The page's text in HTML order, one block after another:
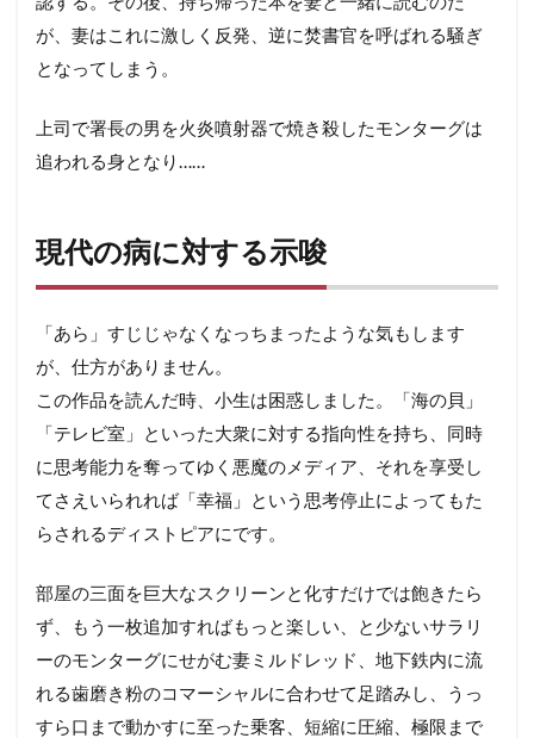
が、妻はこれに激しく反発、逆に焚書官を呼ばれる騒ぎ
となってしまう。
上司で署長の男を火炎噴射器で焼き殺したモンターグは
追われる身となり……
現代の病に対する示唆
「あら」すじじゃなくなっちまったような気もします
が、仕方がありません。
この作品を読んだ時、小生は困惑しました。「海の貝」
「テレビ室」といった大衆に対する指向性を持ち、同時
に思考能力を奪ってゆく悪魔のメディア、それを享受し
てさえいられれば「幸福」という思考停止によってもた
らされるディストピアにです。
部屋の三面を巨大なスクリーンと化すだけでは飽きたら
ず、もう一枚追加すればもっと楽しい、と少ないサラリ
ーのモンターグにせがむ妻ミルドレッド、地下鉄内に流
れる歯磨き粉のコマーシャルに合わせて足踏みし、うっ
すら口まで動かすに至った乗客、短縮に圧縮、極限まで